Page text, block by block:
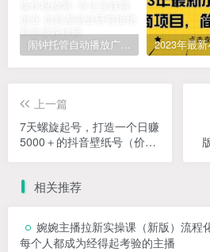
闹钟托管自动播放广告，单机5-10，无需人工操作
上一篇
7天螺旋起号，打造一个日赚
5000＋的抖音壁纸号（价值
相关推荐
婉婉主播拉新实操课（新版）流程
每个人都成为经得起考验的主播